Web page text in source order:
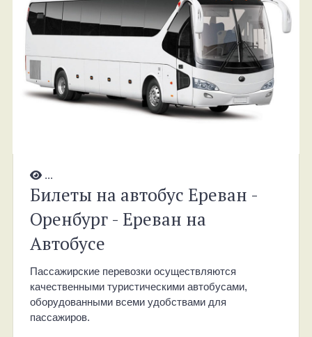
...
Билеты на автобус Ереван -
Оренбург - Ереван на
Автобусе
Пассажирские перевозки осуществляются
качественными туристическими автобусами,
оборудованными всеми удобствами для
пассажиров.